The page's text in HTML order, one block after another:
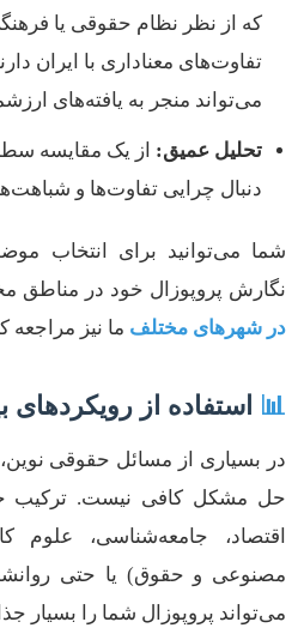
که از نظر نظام حقوقی یا
تفاوت‌های معناداری با ایران
می‌تواند منجر به یافته‌های
تحلیل عمیق: از یک مقایسه
دنبال چرایی تفاوت‌ها و
شما می‌توانید برای انتخاب
نگارش پروپوزال خود در مناطق
در شهرهای مختلف ما نیز مراجعه
📊 استفاده از
در بسیاری از مسائل حقوقی
حل مشکل کافی نیست. ترکیب
اقتصاد، جامعه‌شناسی،
مصنوعی و حقوق) یا حتی
می‌تواند پروپوزال شما را بسیار